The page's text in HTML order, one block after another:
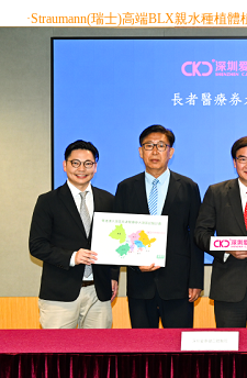
·Straumann(瑞士)高端BLX親水種植體